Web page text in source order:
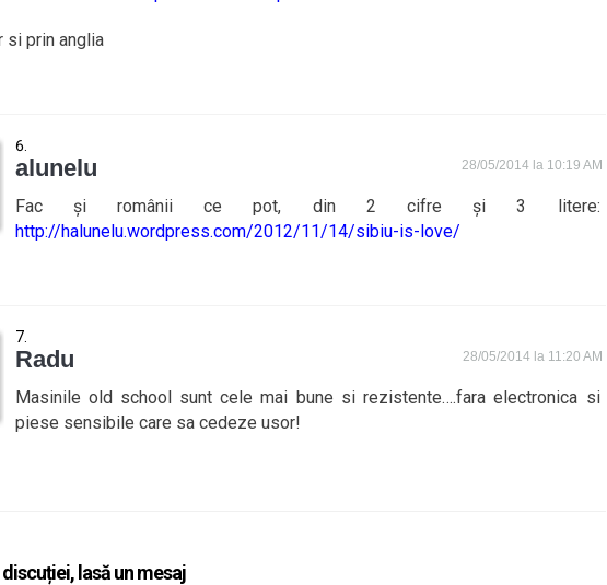
si prin anglia
alunelu 28/05/2014 la 10:19 AM
Fac și românii ce pot, din 2 cifre și 3 litere:
http://halunelu.wordpress.com/2012/11/14/sibiu-is-love/
Radu 28/05/2014 la 11:20 AM
Masinile old school sunt cele mai bune si rezistente….fara electronica si
piese sensibile care sa cedeze usor!
lasă un mesaj